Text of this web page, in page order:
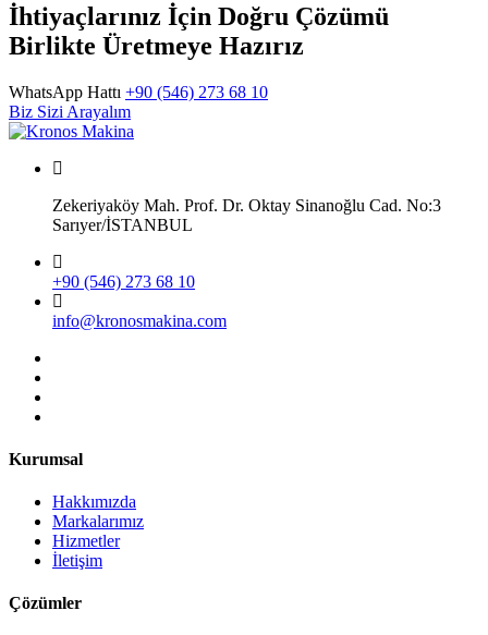
İhtiyaçlarınız İçin Doğru Çözümü
Birlikte Üretmeye Hazırız
WhatsApp Hattı +90 (546) 273 68 10
Biz Sizi Arayalım
Zekeriyaköy Mah. Prof. Dr. Oktay Sinanoğlu Cad. No:3
Sarıyer/İSTANBUL
+90 (546) 273 68 10
info@kronosmakina.com
Kurumsal
Hakkımızda
Markalarımız
Hizmetler
İletişim
Çözümler